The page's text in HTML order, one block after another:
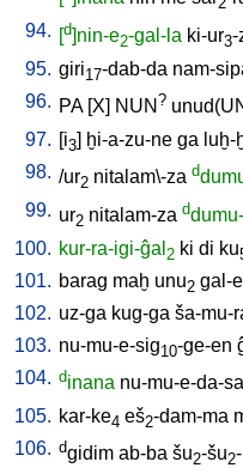
94. [d]nin-e2-gal-la ki-ur3-
95. giri17-dab-da nam-
96. PA[X] NUN ?
97. [i3] ḫi-a-zu-ne ga
98. /ur2 nitalam\-za d
99. ur2 nitalam-za d
100. kur-ra-igi-ĝal 2 ki di ku
101. barag maḫ unu2 gal-e
102. uz-ga kug-ga ša-mu-
103. nu-mu-e-sig10-ge-en
104. dinana nu-mu-e-da-sa
105. kar-ke4 eš2-dam-ma
106. dgidim ab-ba šu2-šu2